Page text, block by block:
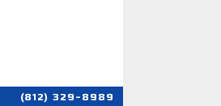
(812) 329-8989